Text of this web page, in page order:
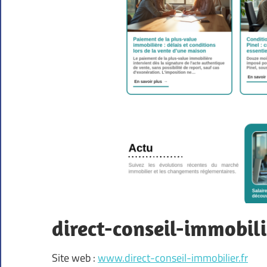
direct-conseil-
Site web :www.direct-conseil-immobilier.fr